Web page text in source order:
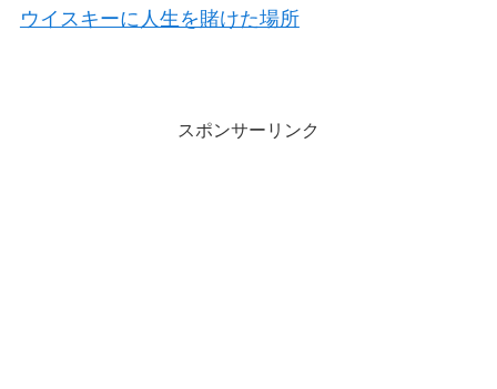
ウイスキーに人生を賭けた場所
スポンサーリンク